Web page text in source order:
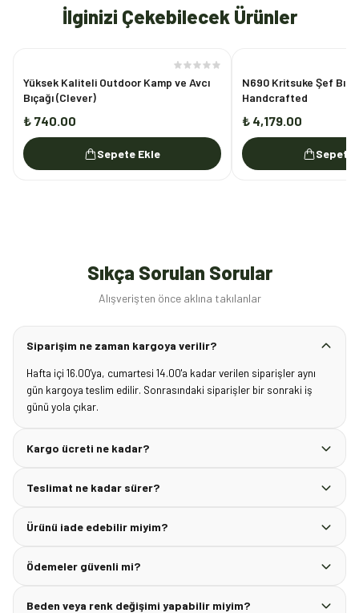
İlginizi Çekebilecek Ürünler
Yüksek Kaliteli Outdoor Kamp ve Avcı
Bıçağı (Clever)
₺ 740.00
Sepete Ekle
N690 Kritsuke Şef
Handcrafted
₺ 4,179.00
Sepete
Sıkça Sorulan Sorular
Alışverişten önce aklına takılanlar
Siparişim ne zaman kargoya verilir?
Hafta içi 16.00'ya, cumartesi 14.00'a kadar verilen siparişler aynı
gün kargoya teslim edilir. Sonrasındaki siparişler bir sonraki iş
günü yola çıkar.
Kargo ücreti ne kadar?
Teslimat ne kadar sürer?
Ürünü iade edebilir miyim?
Ödemeler güvenli mi?
Beden veya renk değişimi yapabilir miyim?